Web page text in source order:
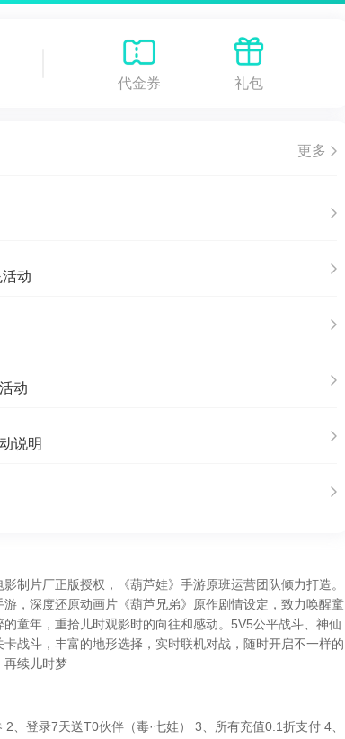
代金券 礼包
更多
活动
动
说明
影制片厂正版授权，《葫芦娃》手游原班运营团队倾力打造。
，深度还原动画片《葫芦兄弟》原作剧情设定，致力唤醒童
童年，重拾儿时观影时的向往和感动。5V5公平战斗、神仙
战斗，丰富的地形选择，实时联机对战，随时开启不一样的
再续儿时梦
、登录7天送T0伙伴（毒·七娃） 3、所有充值0.1折支付 4、